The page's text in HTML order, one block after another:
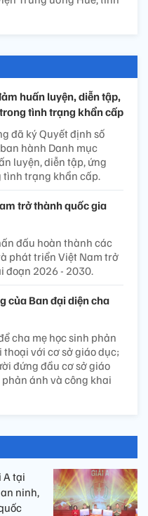
huấn luyện, diễn tập,
tình trạng khẩn cấp
đã ký Quyết định số
hành Danh mục
luyện, diễn tập, ứng
tình trạng khẩn cấp.
trở thành quốc gia
đấu hoàn thành các
phát triển Việt Nam trở
đoạn 2026 - 2030.
của Ban đại diện cha
cha mẹ học sinh phản
với cơ sở giáo dục;
đứng đầu cơ sở giáo
ánh và công khai
A tại
ninh,